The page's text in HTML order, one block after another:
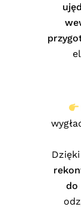
do